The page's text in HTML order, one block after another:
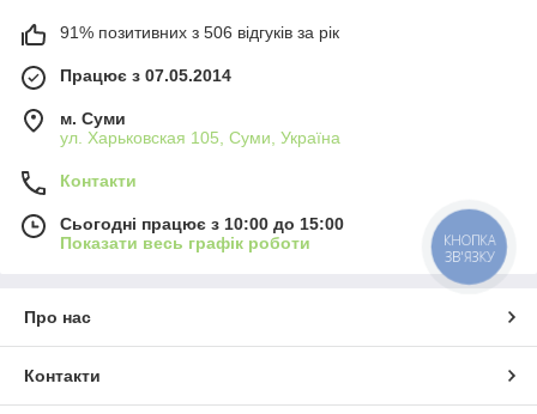
91% позитивних з 506 відгуків за рік
Працює з 07.05.2014
м. Суми
ул. Харьковская 105, Суми, Україна
Контакти
Сьогодні працює з 10:00 до 15:00
Показати весь графік роботи
Про нас
Контакти
КНОПКА
ЗВ'ЯЗКУ